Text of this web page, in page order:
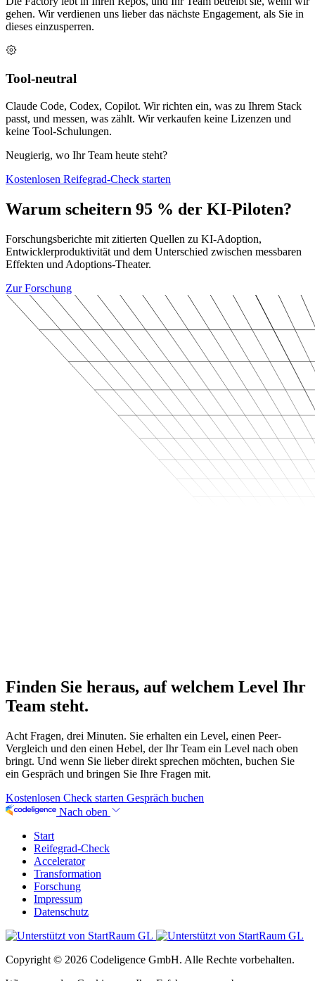
gehen. Wir verdienen uns lieber das nächste Engagement, als Sie in
dieses einzusperren.
Tool-neutral
Claude Code, Codex, Copilot. Wir richten ein, was zu Ihrem Stack
passt, und messen, was zählt. Wir verkaufen keine Lizenzen und
keine Tool-Schulungen.
Neugierig, wo Ihr Team heute steht?
Kostenlosen Reifegrad-Check starten
Warum scheitern 95 % der KI-Piloten?
Forschungsberichte mit zitierten Quellen zu KI-Adoption,
Entwicklerproduktivität und dem Unterschied zwischen messbaren
Effekten und Adoptions-Theater.
Zur Forschung
Finden Sie heraus, auf welchem Level Ihr
Team steht.
Acht Fragen, drei Minuten. Sie erhalten ein Level, einen Peer-
Vergleich und den einen Hebel, der Ihr Team ein Level nach oben
bringt. Und wenn Sie lieber direkt sprechen möchten, buchen Sie
ein Gespräch und bringen Sie Ihre Fragen mit.
Kostenlosen Check starten Gespräch buchen
Nach oben
Start
Reifegrad-Check
Accelerator
Transformation
Forschung
Impressum
Datenschutz
Copyright © 2026 Codeligence GmbH. Alle Rechte vorbehalten.